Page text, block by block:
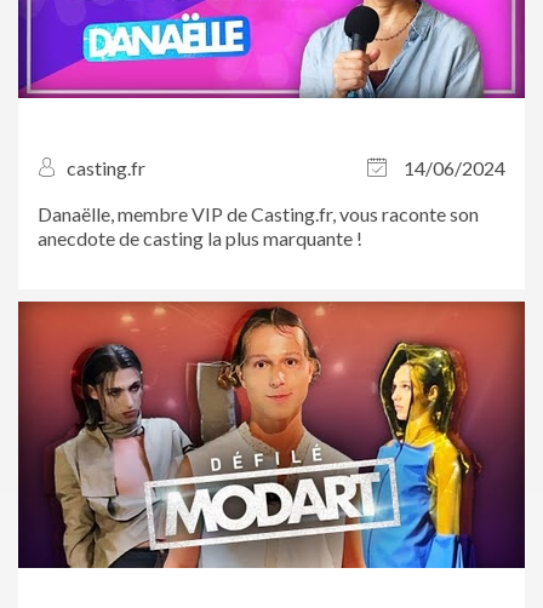
casting.fr
14/06/2024
Danaëlle, membre VIP de Casting.fr, vous raconte son
anecdote de casting la plus marquante !